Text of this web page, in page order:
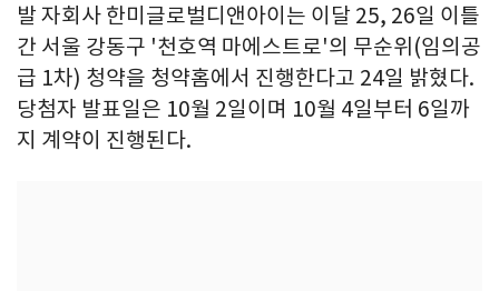
발 자회사 한미글로벌디앤아이는 이달 25, 26일 이틀
간 서울 강동구 '천호역 마에스트로'의 무순위(임의공
급 1차) 청약을 청약홈에서 진행한다고 24일 밝혔다.
당첨자 발표일은 10월 2일이며 10월 4일부터 6일까
지 계약이 진행된다.